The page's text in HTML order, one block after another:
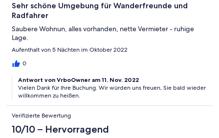
Sehr schöne Umgebung für Wanderfreunde und
Radfahrer
Saubere Wohnun, alles vorhanden, nette Vermieter - ruhige
Lage.
Aufenthalt von 5 Nächten im Oktober 2022
0
Antwort von VrboOwner am 11. Nov. 2022
Vielen Dank für Ihre Buchung. Wir würden uns freuen, Sie bald wieder
willkommen zu heißen.
Verifizierte Bewertung
10/10 – Hervorragend